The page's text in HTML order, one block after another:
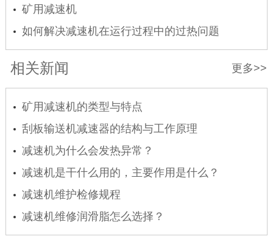
矿用减速机
如何解决减速机在运行过程中的过热问题
更多>>
相关新闻
矿用减速机的类型与特点
刮板输送机减速器的结构与工作原理
减速机为什么会发热异常？
减速机是干什么用的，主要作用是什么？
减速机维护检修规程
减速机维修润滑脂怎么选择？